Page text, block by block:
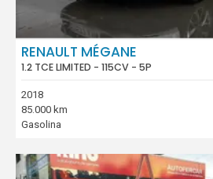
RENAULT MÉGANE
1.2 TCE LIMITED - 115CV - 5P
2018
85.000 km
Gasolina